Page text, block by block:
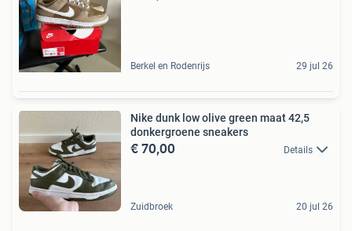
Berkel en Rodenrijs 29 jul 26
Nike dunk low olive green maat 42,5
donkergroene sneakers
€ 70,00 Details
Zuidbroek 20 jul 26